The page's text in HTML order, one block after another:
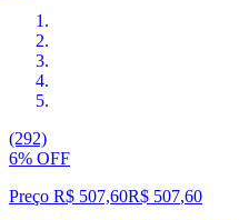
(292)
6% OFF
Preço R$ 507,60R$ 507,60